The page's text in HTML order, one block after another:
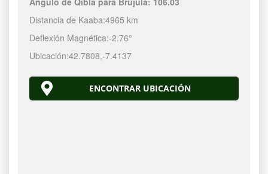
Distancia de Kaaba:4965 km
Deflexión Magnética:-2.76°
Ubicación:42.7808,-7.4137
ENCONTRAR UBICACIÓN